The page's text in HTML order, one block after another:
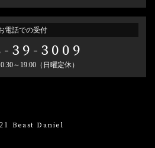
電話での受付
39-3009
～19:00（日曜定休）
Beast Daniel